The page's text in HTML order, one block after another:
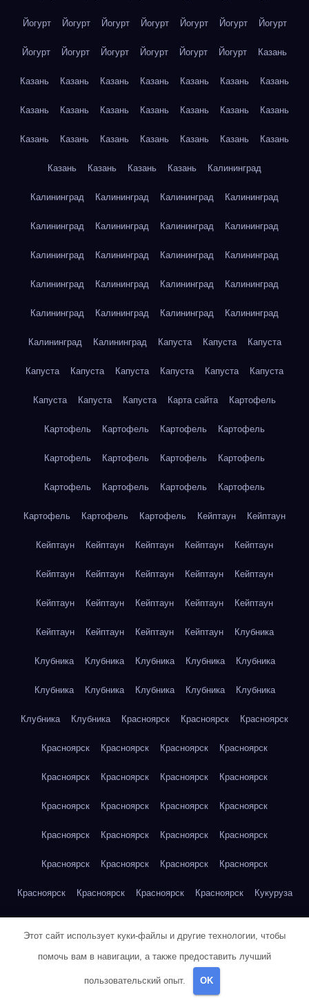
Йогурт Йогурт Йогурт Йогурт Йогурт Йогурт Йогурт
Йогурт Йогурт Йогурт Йогурт Йогурт Йогурт Казань
Казань Казань Казань Казань Казань Казань Казань
Казань Казань Казань Казань Казань Казань Казань
Казань Казань Казань Казань Казань Казань Казань
Казань Казань Казань Казань Калининград
Калининград Калининград Калининград Калининград
Калининград Калининград Калининград Калининград
Калининград Калининград Калининград Калининград
Калининград Калининград Калининград Калининград
Калининград Калининград Калининград Калининград
Калининград Калининград Капуста Капуста Капуста
Капуста Капуста Капуста Капуста Капуста Капуста
Капуста Капуста Капуста Карта сайта Картофель
Картофель Картофель Картофель Картофель
Картофель Картофель Картофель Картофель
Картофель Картофель Картофель Картофель
Картофель Картофель Картофель Кейптаун Кейптаун
Кейптаун Кейптаун Кейптаун Кейптаун Кейптаун
Кейптаун Кейптаун Кейптаун Кейптаун Кейптаун
Кейптаун Кейптаун Кейптаун Кейптаун Кейптаун
Кейптаун Кейптаун Кейптаун Кейптаун Клубника
Клубника Клубника Клубника Клубника Клубника
Клубника Клубника Клубника Клубника Клубника
Клубника Клубника Красноярск Красноярск Красноярск
Красноярск Красноярск Красноярск Красноярск
Красноярск Красноярск Красноярск Красноярск
Красноярск Красноярск Красноярск Красноярск
Красноярск Красноярск Красноярск Красноярск
Красноярск Красноярск Красноярск Красноярск
Красноярск Красноярск Красноярск Красноярск Кукуруза
Кукуруза
Кукуруза Кукуруза Кукуруза
Этот сайт использует куки-файлы и другие технологии, чтобы
помочь вам в навигации, а также предоставить лучший
пользовательский опыт. OK